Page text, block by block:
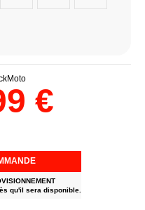
€
qu'il sera disponible.